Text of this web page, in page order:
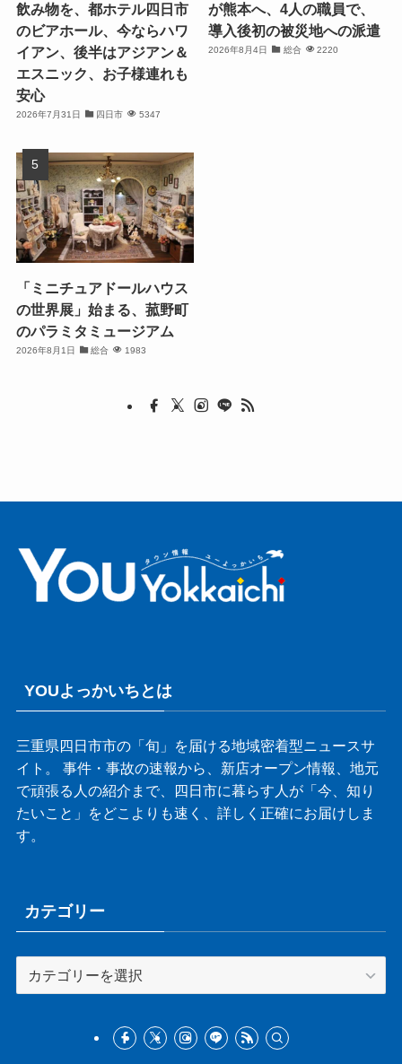
飲み物を、都ホテル四日市
のビアホール、今ならハワ
イアン、後半はアジアン＆
エスニック、お子様連れも
安心
2026年7月31日 四日市 5347
が熊本へ、4人の職員で、
導入後初の被災地への派遣
2026年8月4日 総合 2220
「ミニチュアドールハウス
の世界展」始まる、菰野町
のパラミタミュージアム
2026年8月1日 総合 1983
YOUよっかいちとは
三重県四日市市の「旬」を届ける地域密着型ニュースサ
イト。 事件・事故の速報から、新店オープン情報、地元
で頑張る人の紹介まで、四日市に暮らす人が「今、知り
たいこと」をどこよりも速く、詳しく正確にお届けしま
す。
カテゴリー
テ